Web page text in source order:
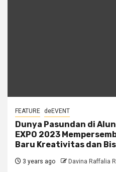
FEATURE deEVENT
Dunya Pasundan di
EXPO 2023
Baru Kreativitas dan
3 years ago Davina Raffalia